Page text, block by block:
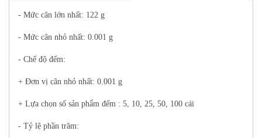
- Mức cân lớn nhất: 122 g
- Mức cân nhỏ nhất: 0.001 g
- Chế độ đếm:
+ Đơn vị cân nhỏ nhất: 0.001 g
+ Lựa chọn số sản phẩm đếm : 5, 10, 25, 50, 100 cái
- Tỷ lệ phần trăm: